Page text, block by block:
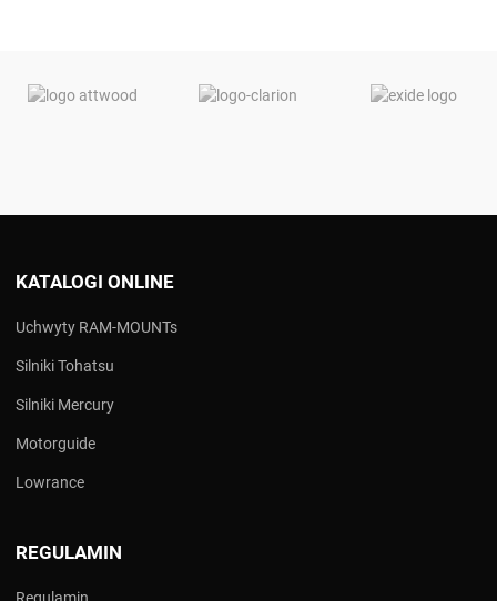
KATALOGI ONLINE
Uchwyty RAM-MOUNTs
Silniki Tohatsu
Silniki Mercury
Motorguide
Lowrance
REGULAMIN
Regulamin